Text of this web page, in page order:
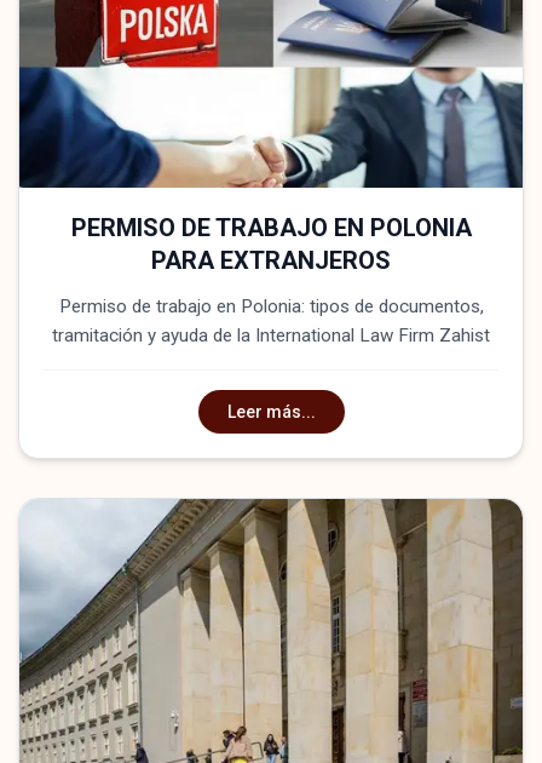
PERMISO DE TRABAJO EN POLONIA
PARA EXTRANJEROS
Permiso de trabajo en Polonia: tipos de documentos,
tramitación y ayuda de la International Law Firm Zahist
Leer más...